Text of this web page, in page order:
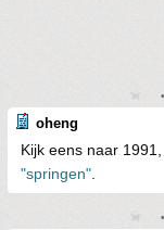
oheng
Kijk eens naar
"springen"